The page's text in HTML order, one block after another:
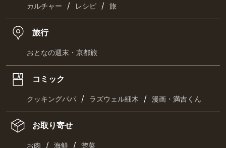
カルチャー / レシピ / 旅
旅行
おとなの週末・京都旅
コミック
クッキングパパ / ラズウェル細木 / 漫画・満吉くん
お取り寄せ
お肉 / 海鮮 / 惣菜